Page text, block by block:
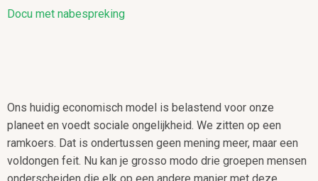
Docu met nabespreking
Ons huidig economisch model is belastend voor onze
planeet en voedt sociale ongelijkheid. We zitten op een
ramkoers. Dat is ondertussen geen mening meer, maar een
voldongen feit. Nu kan je grosso modo drie groepen mensen